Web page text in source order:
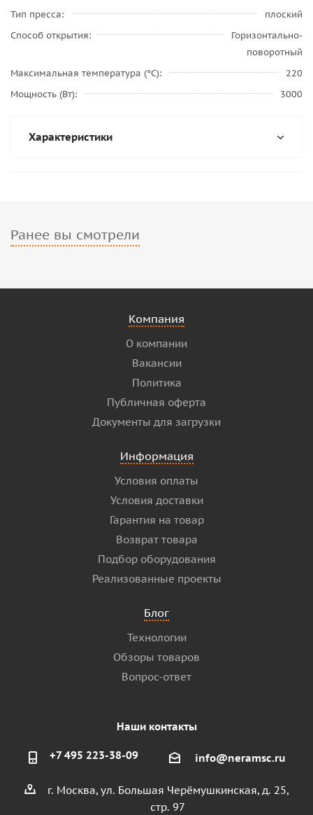
Тип пресса
плоский
Способ открытия
Горизонтально-
поворотный
Максимальная температура (°С)
220
Мощность (Вт)
3000
Характеристики
Ранее вы смотрели
Компания
О компании
Вакансии
Политика
Публичная оферта
Документы для загрузки
Информация
Условия оплаты
Условия доставки
Гарантия на товар
Возврат товара
Подбор оборудования
Реализованные проекты
Блог
Технологии
Обзоры товаров
Вопрос-ответ
Наши контакты
+7 495 223-38-09 info@neramsc.ru
г. Москва, ул. Большая Черёмушкинская, д. 25,
стр. 97